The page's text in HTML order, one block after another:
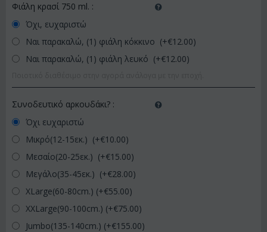
Φιάλη κρασί 750 ml. :
Όχι, ευχαριστώ
Ναι παρακαλώ, (1) φιάλη κόκκινο (+€12.00)
Ναι παρακαλώ, (1) φιάλη λευκό (+€12.00)
Συνοδευτικό αρκουδάκι? :
Όχι ευχαριστώ
Μικρό(12-15εκ.) (+€10.00)
Μεσαίο(20-25εκ.) (+€15.00)
Μεγάλο(35-45εκ.) (+€28.00)
XLarge(60-80cm.) (+€55.00)
XXLarge(90-100cm.) (+€75.00)
Jumbo(135-140cm.) (+€155.00)